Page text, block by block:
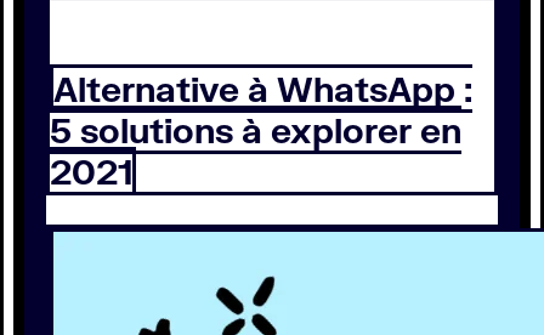
Alternative à WhatsApp :
5 solutions à explorer en
2021